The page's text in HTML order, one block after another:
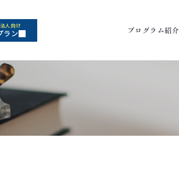
人向け
ラン プログラム紹介